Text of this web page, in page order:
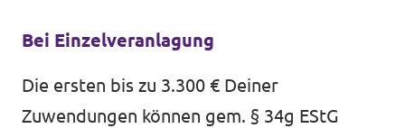
Bei Einzelveranlagung
Die ersten bis zu 3.300 € Deiner
Zuwendungen können gem. § 34g EStG